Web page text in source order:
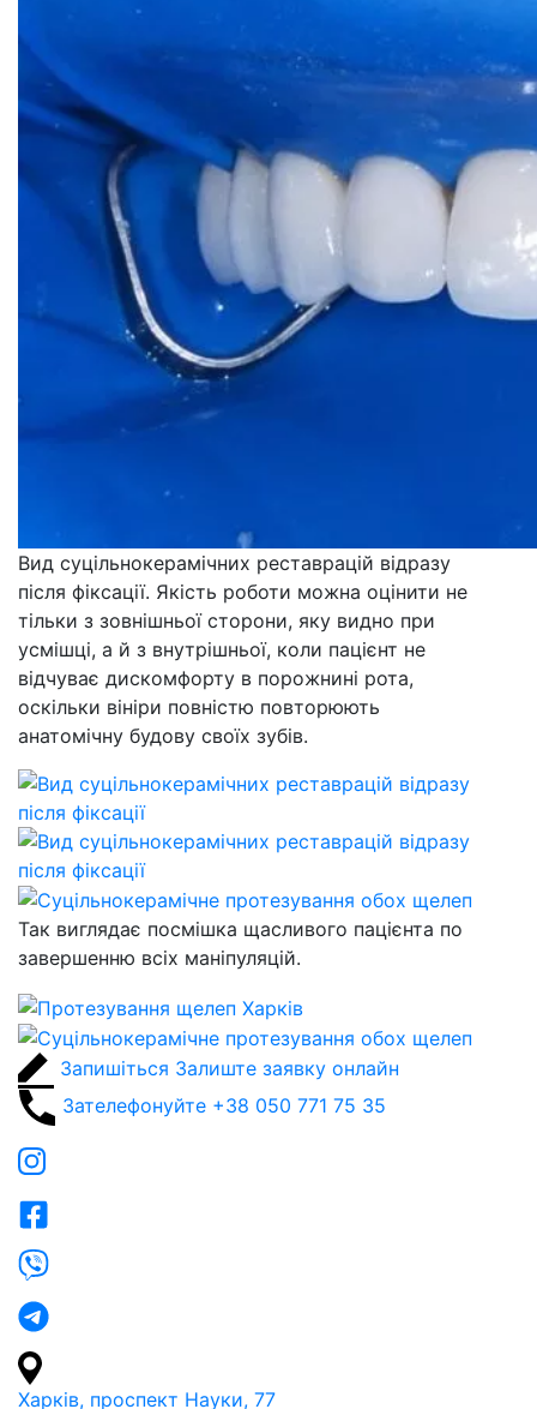
Вид суцільнокерамічних реставрацій відразу
після фіксації. Якість роботи можна оцінити не
тільки з зовнішньої сторони, яку видно при
усмішці, а й з внутрішньої, коли пацієнт не
відчуває дискомфорту в порожнині рота,
оскільки вініри повністю повторюють
анатомічну будову своїх зубів.
Так виглядає посмішка щасливого пацієнта по
завершенню всіх маніпуляцій.
Запишіться Залиште заявку онлайн
Зателефонуйте +38 050 771 75 35
Харків, проспект Науки, 77